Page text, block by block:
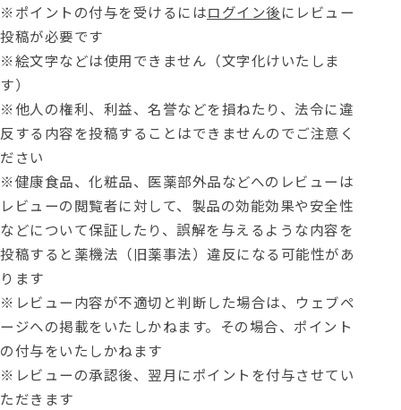
※ポイントの付与を受けるにはログイン後にレビュー
投稿が必要です
※絵文字などは使用できません（文字化けいたしま
す）
※他人の権利、利益、名誉などを損ねたり、法令に違
反する内容を投稿することはできませんのでご注意く
ださい
※健康食品、化粧品、医薬部外品などへのレビューは
レビューの閲覧者に対して、製品の効能効果や安全性
などについて保証したり、誤解を与えるような内容を
投稿すると薬機法（旧薬事法）違反になる可能性があ
ります
※レビュー内容が不適切と判断した場合は、ウェブペ
ージへの掲載をいたしかねます。その場合、ポイント
の付与をいたしかねます
※レビューの承認後、翌月にポイントを付与させてい
ただきます